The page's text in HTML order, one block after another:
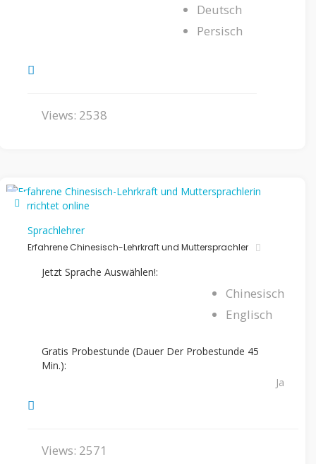
Deutsch
Persisch
Views: 2538
Sprachlehrer
Erfahrene Chinesisch-Lehrkraft und Muttersprachler
Jetzt Sprache Auswählen!:
Chinesisch
Englisch
Gratis Probestunde (Dauer Der Probestunde 45
Min.):
Ja
Views: 2571